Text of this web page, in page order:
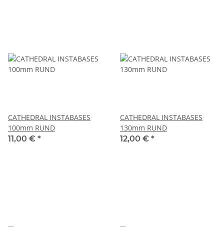
CATHEDRAL INSTABASES
100mm RUND
11,00 € *
CATHEDRAL INSTABASES
130mm RUND
12,00 € *